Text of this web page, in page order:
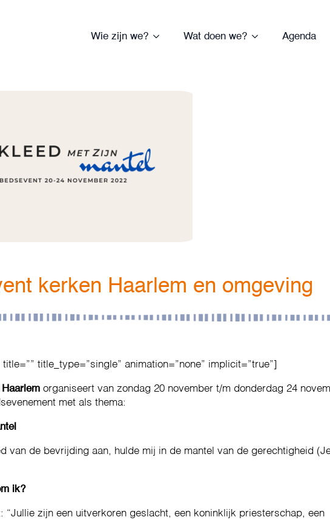
Wie zijn we? Wat doen we? Agenda
kerken Haarlem en omgeving
title=”” title_type=”single” animation=”none” implicit=”true”]
organiseert van zondag 20 november t/m donderdag 24
met als thema:
van de bevrijding aan, hulde mij in de mantel van de gerechtigheid
ik?
“Jullie zijn een uitverkoren geslacht, een koninklijk priesterschap, een